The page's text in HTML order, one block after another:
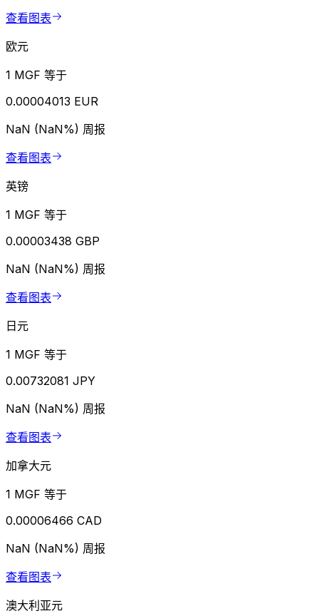
查看图表
欧元
1 MGF 等于
0.00004013 EUR
NaN (NaN%) 周报
查看图表
英镑
1 MGF 等于
0.00003438 GBP
NaN (NaN%) 周报
查看图表
日元
1 MGF 等于
0.00732081 JPY
NaN (NaN%) 周报
查看图表
加拿大元
1 MGF 等于
0.00006466 CAD
NaN (NaN%) 周报
查看图表
澳大利亚元